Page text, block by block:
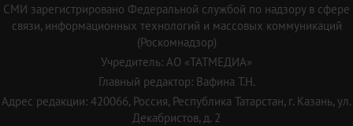
СМИ зарегистрировано Федеральной службой по надзору в сфере
связи, информационных технологий и массовых коммуникаций
(Роскомнадзор)
Учредитель: АО «ТАТМЕДИА»
Главный редактор: Вафина Т.Н.
Адрес редакции: 420066, Россия, Республика Татарстан, г. Казань, ул.
Декабристов, д. 2